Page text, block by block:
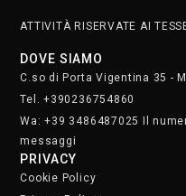
ATTIVITÀ RISERVATE AI
DOVE SIAMO
C.so di Porta Vigentina 35 -
Tel. +390236754860
Wa: +39 3486487025 Il
messaggi
PRIVACY
Cookie Policy